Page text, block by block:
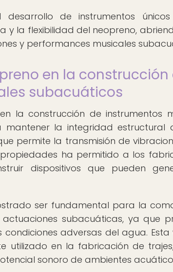
de instrumentos
y la flexibilidad del neopreno,
y performances musicales
en la construcción
subacuáticos
la construcción de instrumentos
la integridad estructural
permite la transmisión de
ha permitido a los
dispositivos que pueden
ser fundamental para la
subacuáticas, ya que
adversas del agua.
utilizado en la fabricación de
sonoro de ambientes